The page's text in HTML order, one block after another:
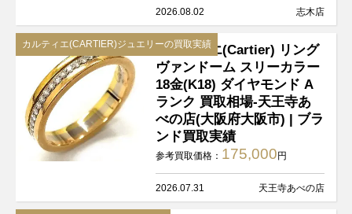
2026.08.02 志木店
カルティエ(CARTIER)ジュエリーの買取実績カルティエ(Cartier) リング
ヴァンドーム スリーカラー
18金(K18) ダイヤモンド A
ランク 買取相場-天王寺あ
べの店(大阪府大阪市) | ブラ
ンド買取実績
参考買取価格： 175,000 円
2026.07.31 天王寺あべの店